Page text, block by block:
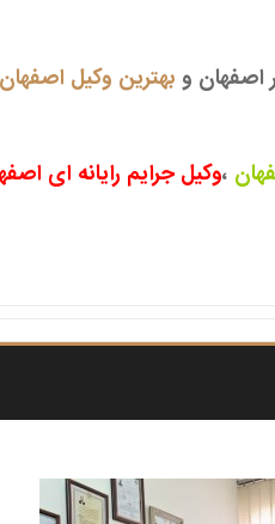
اصفهان و بهترین وکیل
،وکیل جرایم رایانه ای